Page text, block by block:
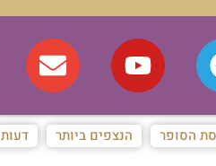
הסופר הנצפים ביותר דעות